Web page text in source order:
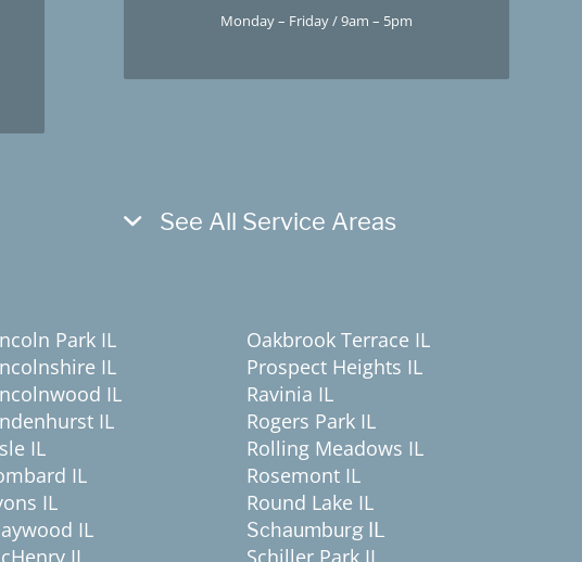
Monday – Friday / 9am – 5pm
See All Service Areas
Park IL
IL
IL
IL
IL
IL
IL
IL
IL
Oakbrook Terrace IL
Prospect Heights IL
Ravinia IL
Rogers Park IL
Rolling Meadows IL
Rosemont IL
Round Lake IL
Schaumburg IL
Schiller Park IL